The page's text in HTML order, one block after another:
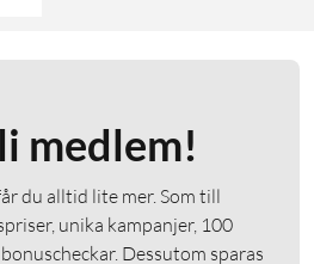
medlem!
du alltid lite mer. Som till
unika kampanjer, 100
Dessutom sparas